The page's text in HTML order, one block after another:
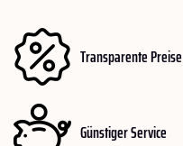
Transparente Preise
Günstiger Service